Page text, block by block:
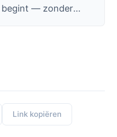
begint — zonder
Link kopiëren